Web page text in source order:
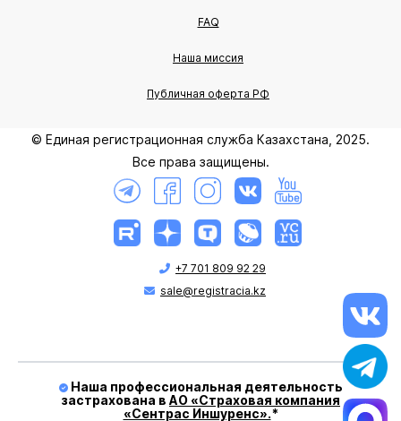
FAQ
Наша миссия
Публичная оферта РФ
© Единая регистрационная служба Казахстана, 2025.
Все права защищены.
+7 701 809 92 29
sale@registracia.kz
Наша профессиональная деятельность
застрахована в АО «Страховая компания
«Сентрас Иншуренс».*